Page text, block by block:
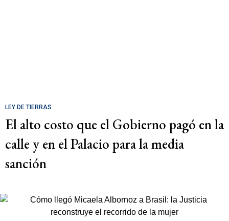
LEY DE TIERRAS
El alto costo que el Gobierno pagó en la
calle y en el Palacio para la media
sanción